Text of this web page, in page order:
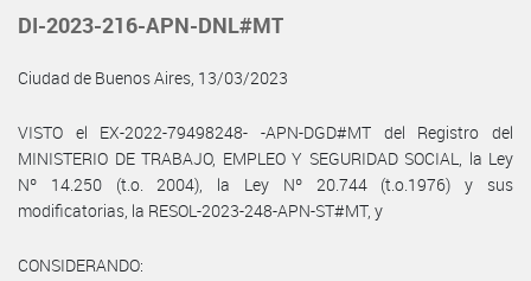
DI-2023-216-APN-DNL#MT
Ciudad de Buenos Aires, 13/03/2023
VISTO el EX-2022-79498248- -APN-DGD#MT del Registro del
MINISTERIO DE TRABAJO, EMPLEO Y SEGURIDAD SOCIAL, la Ley
Nº 14.250 (t.o. 2004), la Ley Nº 20.744 (t.o.1976) y sus
modificatorias, la RESOL-2023-248-APN-ST#MT, y
CONSIDERANDO: